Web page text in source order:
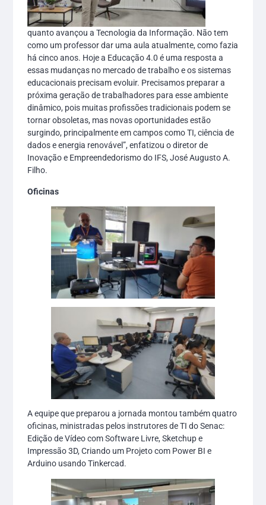
quanto avançou a Tecnologia da Informação. Não tem
como um professor dar uma aula atualmente, como fazia
há cinco anos. Hoje a Educação 4.0 é uma resposta a
essas mudanças no mercado de trabalho e os sistemas
educacionais precisam evoluir. Precisamos preparar a
próxima geração de trabalhadores para esse ambiente
dinâmico, pois muitas profissões tradicionais podem se
tornar obsoletas, mas novas oportunidades estão
surgindo, principalmente em campos como TI, ciência de
dados e energia renovável”, enfatizou o diretor de
Inovação e Empreendedorismo do IFS, José Augusto A.
Filho.
Oficinas
A equipe que preparou a jornada montou também quatro
oficinas, ministradas pelos instrutores de TI do Senac:
Edição de Vídeo com Software Livre, Sketchup e
Impressão 3D, Criando um Projeto com Power BI e
Arduino usando Tinkercad.